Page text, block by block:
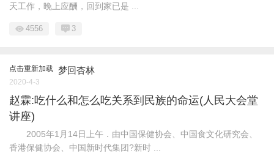
天工作，晚上应酬，回到家已是 ...
4556 3
点击重新加载 梦回杏林
2020-4-3
赵霖:吃什么和怎么吃关系到民族的命运(人民大会堂
讲座)
2005年1月14日上午．由中国保健协会、中国食文化研究会、
香港保健协会、中国新时代集团?新时 ...